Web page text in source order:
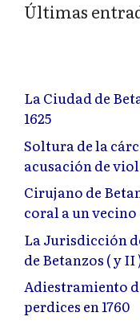
Últimas
La Ciudad de
1625
Soltura de la
acusación de
Cirujano de
coral a un vecino
La Jurisdicción
de Betanzos ( y II
Adiestramiento
perdices en 1760